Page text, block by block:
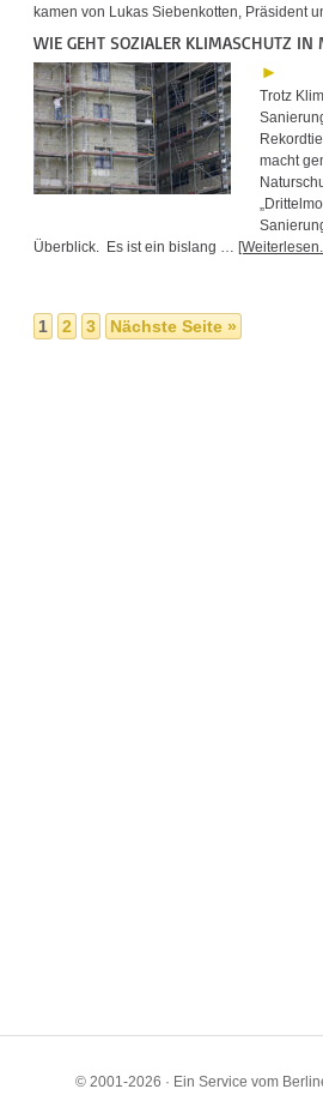
kamen von Lukas Siebenkotten, Präsident
WIE GEHT SOZIALER KLIMASCHUTZ IN
Trotz
macht
Überblick. Es ist ein bislang …
1 2 3 Nächste Seite »
© 2001-2026 · Ein Service vom